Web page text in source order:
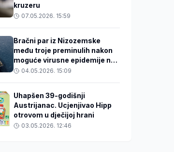
kruzeru
07.05.2026. 15:59
Bračni par iz Nizozemske
među troje preminulih nakon
moguće virusne epidemije na
kruzeru
04.05.2026. 15:09
Uhapšen 39-godišnji
Austrijanac. Ucjenjivao Hipp
otrovom u dječijoj hrani
03.05.2026. 12:46